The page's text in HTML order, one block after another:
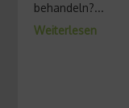
behandeln?...
Weiterlesen